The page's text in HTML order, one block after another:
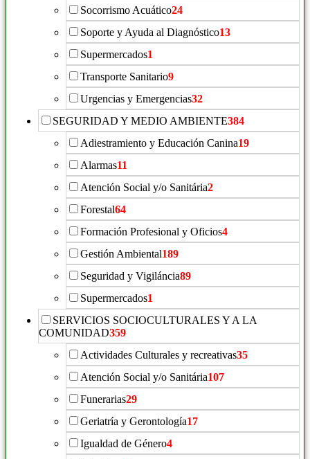
Socorrismo Acuático24
Soporte y Ayuda al Diagnóstico13
Supermercados1
Transporte Sanitario9
Urgencias y Emergencias32
SEGURIDAD Y MEDIO AMBIENTE384
Adiestramiento y Educación Canina19
Alarmas11
Atención Social y/o Sanitária2
Forestal64
Formación Profesional y Oficios4
Gestión Ambiental189
Seguridad y Vigiláncia89
Supermercados1
SERVICIOS SOCIOCULTURALES Y A LA
COMUNIDAD359
Actividades Culturales y recreativas35
Atención Social y/o Sanitária107
Funerarias29
Geriatría y Gerontología17
Igualdad de Género4